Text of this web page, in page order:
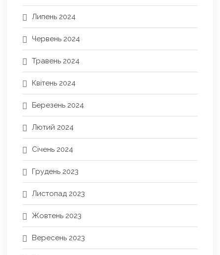
Липень 2024
Червень 2024
Травень 2024
Квітень 2024
Березень 2024
Лютий 2024
Січень 2024
Грудень 2023
Листопад 2023
Жовтень 2023
Вересень 2023